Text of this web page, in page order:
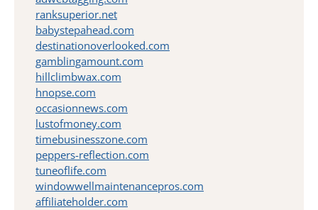
ranksuperior.net
babystepahead.com
destinationoverlooked.com
gamblingamount.com
hillclimbwax.com
hnopse.com
occasionnews.com
lustofmoney.com
timebusinesszone.com
peppers-reflection.com
tuneoflife.com
windowwellmaintenancepros.com
affiliateholder.com